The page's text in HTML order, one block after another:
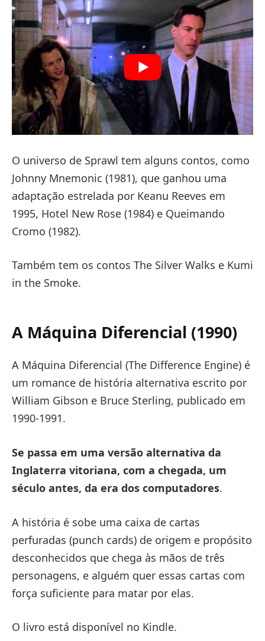
O universo de Sprawl tem alguns contos, como
Johnny Mnemonic (1981), que ganhou uma
adaptação estrelada por Keanu Reeves em
1995, Hotel New Rose (1984) e Queimando
Cromo (1982).
Também tem os contos The Silver Walks e Kumi
in the Smoke.
A Máquina Diferencial (1990)
A Máquina Diferencial (The Difference Engine) é
um romance de história alternativa escrito por
William Gibson e Bruce Sterling, publicado em
1990-1991.
Se passa em uma versão alternativa da
Inglaterra vitoriana, com a chegada, um
século antes, da era dos computadores.
A história é sobe uma caixa de cartas
perfuradas (punch cards) de origem e propósito
desconhecidos que chega às mãos de três
personagens, e alguém quer essas cartas com
força suficiente para matar por elas.
O livro está disponível no Kindle.